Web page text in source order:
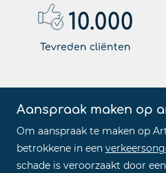
10.000
Tevreden cliënten
Aanspraak maken op
Om aanspraak te maken op
betrokkene in een
schade is veroorzaakt door